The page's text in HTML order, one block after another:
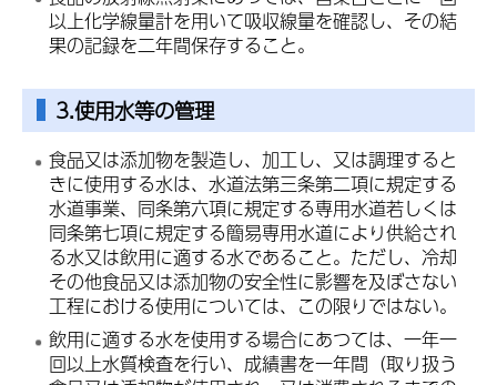
以上化学線量計を用いて吸収線量を確認し、その結
果の記録を二年間保存すること。
3.使用水等の管理
食品又は添加物を製造し、加工し、又は調理すると
きに使用する水は、水道法第三条第二項に規定する
水道事業、同条第六項に規定する専用水道若しくは
同条第七項に規定する簡易専用水道により供給され
る水又は飲用に適する水であること。ただし、冷却
その他食品又は添加物の安全性に影響を及ぼさない
工程における使用については、この限りではない。
飲用に適する水を使用する場合にあつては、一年一
回以上水質検査を行い、成績書を一年間（取り扱う